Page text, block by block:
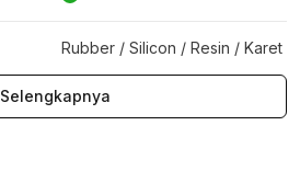
Rubber / Silicon / Resin / Karet
Selengkapnya